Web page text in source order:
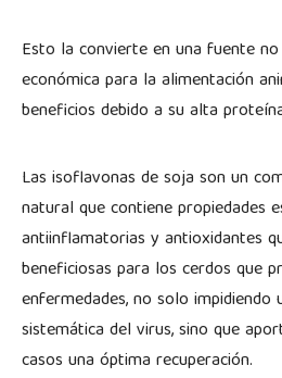
Esto la convierte en una fuente
económica para la alimentación
beneficios debido a su alta
Las isoflavonas de soja son un
natural que contiene propiedades
antiinflamatorias y antioxidantes
beneficiosas para los cerdos que
enfermedades, no solo impidiendo
sistemática del virus, sino que
casos una óptima recuperación.